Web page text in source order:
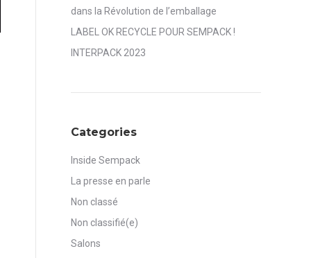
dans la Révolution de l’emballage
LABEL OK RECYCLE POUR SEMPACK !
INTERPACK 2023
Categories
Inside Sempack
La presse en parle
Non classé
Non classifié(e)
Salons